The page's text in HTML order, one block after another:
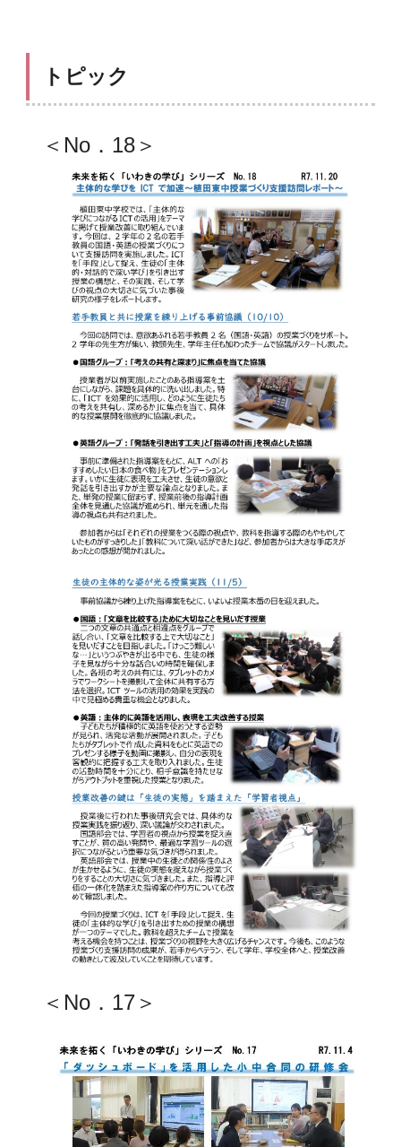
トピック
＜No．18＞
＜No．17＞